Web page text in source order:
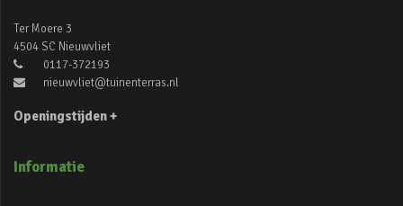
Ter Moere 3
4504 SC Nieuwvliet
0117-372193
nieuwvliet@tuinenterras.nl
Openingstijden +
Informatie